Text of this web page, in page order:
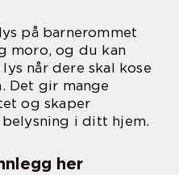
på barnerommet
moro, og du kan
når dere skal kose
Det gir mange
og skaper
i ditt hjem.
her